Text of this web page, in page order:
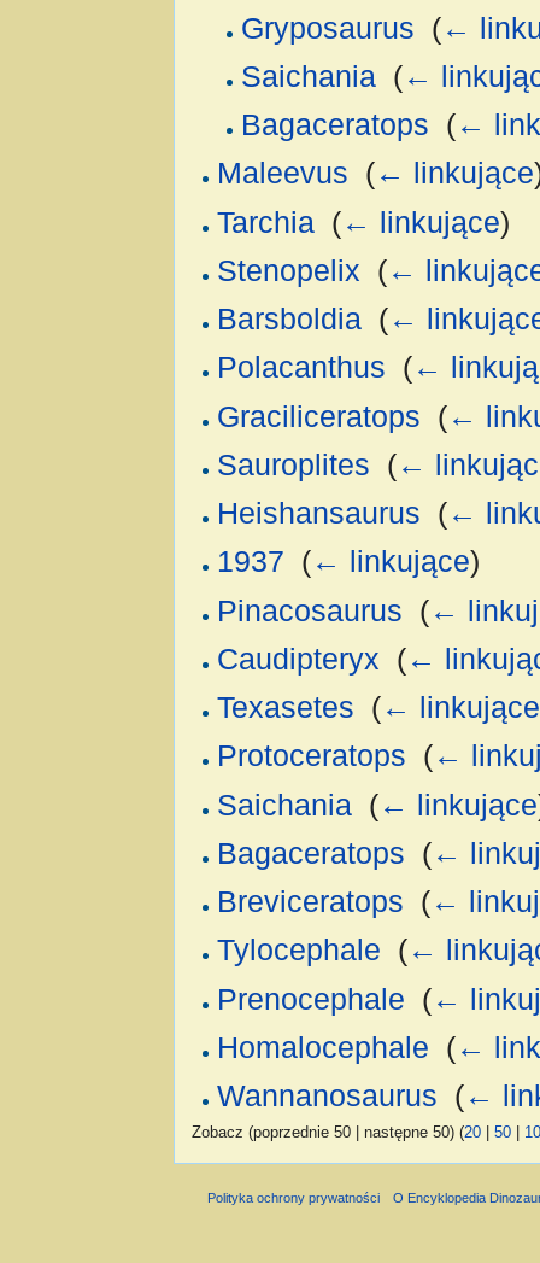
Gryposaurus (←
Saichania‎ (←
Bagaceratops (←
Maleevus (← linkujące
Tarchia‎ (← linkujące)
Stenopelix (←
Barsboldia‎ (←
Polacanthus (←
Graciliceratops (←
Sauroplites (←
Heishansaurus (←
1937 (← linkujące)
Pinacosaurus (←
Caudipteryx (←
Texasetes (← linkujące
Protoceratops (←
Saichania‎ (← linkujące
Bagaceratops (←
Breviceratops (←
Tylocephale (←
Prenocephale (←
Homalocephale (←
Wannanosaurus (←
Zobacz (poprzednie 50 | następne 50) (20 |50
Polityka ochrony prywatności O Encyklopedia